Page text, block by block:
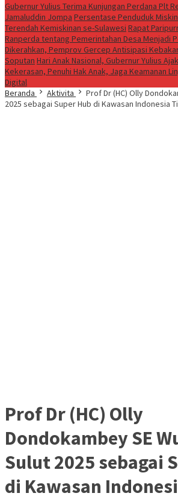
Gubernur Yulius Terima Kunjungan Perdana Plt
Jamaluddin Jompa Persentase Penduduk
Terendah Kemiskinan se-Sulawesi Rapat
Ranperda tentang Pemerintahan Desa Menjadi
Dikerahkan, Pemprov Gercep Antisipasi
Soputan Hari Anak Nasional, Gubernur Yulius
Kekerasan, Penuhi Hak Anak, Jaga Keamanan
Digital
Beranda
Aktivita
Prof Dr (HC) Olly
2025 sebagai Super Hub di Kawasan Indonesia
Prof Dr (HC) Olly
Dondokambey SE
Sulut 2025 sebagai
di Kawasan